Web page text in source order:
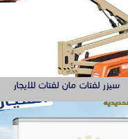
صناديق وهياكل سيارات الشرقية
ابواب حديد ليزر او مشغول الشرقيه